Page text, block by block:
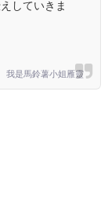
していきま
我是馬鈴薯小姐雁靈